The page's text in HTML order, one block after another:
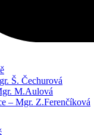
Š. Čechurová
M.Aulová
– Mgr. Z.Ferenčíková